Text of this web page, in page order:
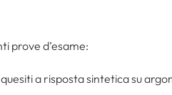
prove d’esame:
a risposta sintetica su